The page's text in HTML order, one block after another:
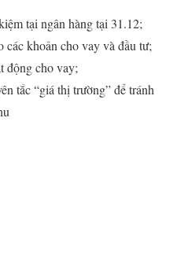
tại ngân hàng tại 31.12;
khoản cho vay và đầu tư;
động cho vay;
tắc “giá thị trường” để tránh